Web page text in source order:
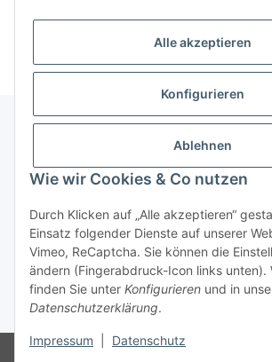
Alle akzeptieren
Konfigurieren
Ablehnen
Wie wir Cookies & Co nutzen
Durch Klicken auf „Alle akzeptieren“
Einsatz folgender Dienste auf unserer
Vimeo, ReCaptcha. Sie können die
ändern (Fingerabdruck-Icon links unten).
finden Sie unter Konfigurieren und in
Datenschutzerklärung.
Impressum Datenschutz
Gesetzliche Informationen
Vertrag widerrufen
* Alle Preise inkl. gesetzlicher USt., zzgl.
© Rotragon GmbH - Robert-Bosch-Str. 63 -